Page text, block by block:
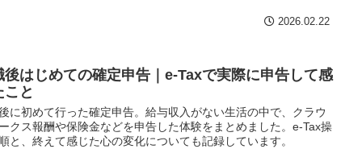
2026.02.22
後はじめての確定申告｜e-Taxで実際に申告して感
こと
に初めて行った確定申告。給与収入がない生活の中で、クラウ
クス報酬や保険金などを申告した体験をまとめました。e-Tax操
と、終えて感じた心の変化についても記録しています。